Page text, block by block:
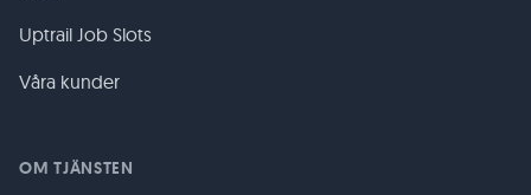
Uptrail Job Slots
Våra kunder
OM TJÄNSTEN